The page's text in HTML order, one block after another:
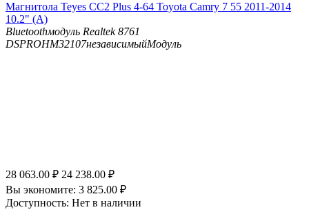
Магнитола Teyes CC2 Plus 4-64 Toyota Camry 7 55 2011-2014
10.2" (A)
Bluetoothмодуль Realtek 8761
DSPROHM32107независимыйМодуль
28 063.00 ₽ 24 238.00 ₽
Вы экономите: 3 825.00 ₽
Доступность: Нет в наличии